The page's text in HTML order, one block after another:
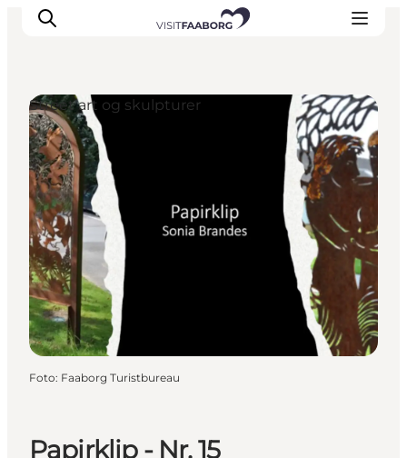
Overnatning
Spisesteder
Oplevelser
Øhop
Outdoor
Det sker
Papirklip - Nr. 15
Street art og skulpturer
Foto: Faaborg Turistbureau